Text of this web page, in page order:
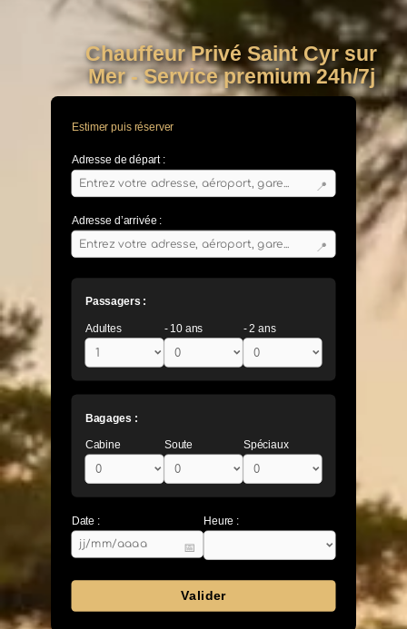
Chauffeur Privé Saint Cyr sur
Mer - Service premium 24h/7j
Estimer puis réserver
Adresse de départ :
📍
Adresse d’arrivée :
📍
Passagers :
Adultes - 10 ans - 2 ans
Bagages :
Cabine Soute Spéciaux
Date :
📅
Heure :
Valider